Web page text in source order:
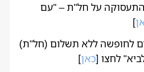
התעסוקה על חל"ת – "עם
]
לחופשה ללא תשלום (חל"ת)
לחצו [כאן]